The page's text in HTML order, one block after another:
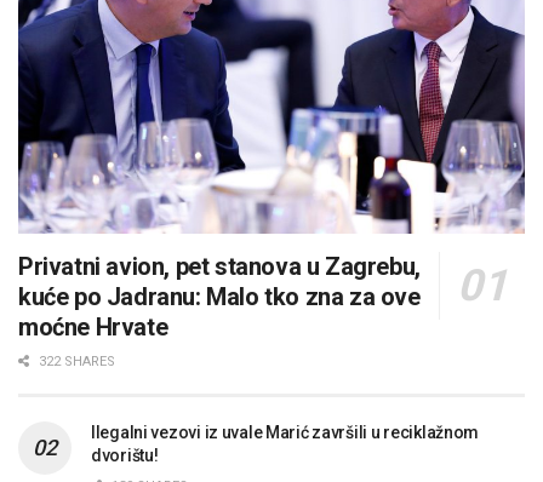
Privatni avion, pet stanova u Zagrebu,
kuće po Jadranu: Malo tko zna za ove
moćne Hrvate
322 SHARES
Ilegalni vezovi iz uvale Marić završili u reciklažnom
dvorištu!